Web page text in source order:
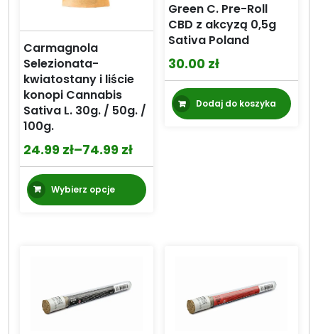
Carmagnola
Selezionata-
kwiatostany i liście
konopi Cannabis
Sativa L. 30g. / 50g. /
100g.
24.99 zł–74.99 zł
Zakres
cen:
od
Wybierz opcje
produkt
wybrać
Green C. Pre-Roll
CBD z akcyzą 0,5g
Sativa Poland
30.00 zł
Dodaj do koszyka